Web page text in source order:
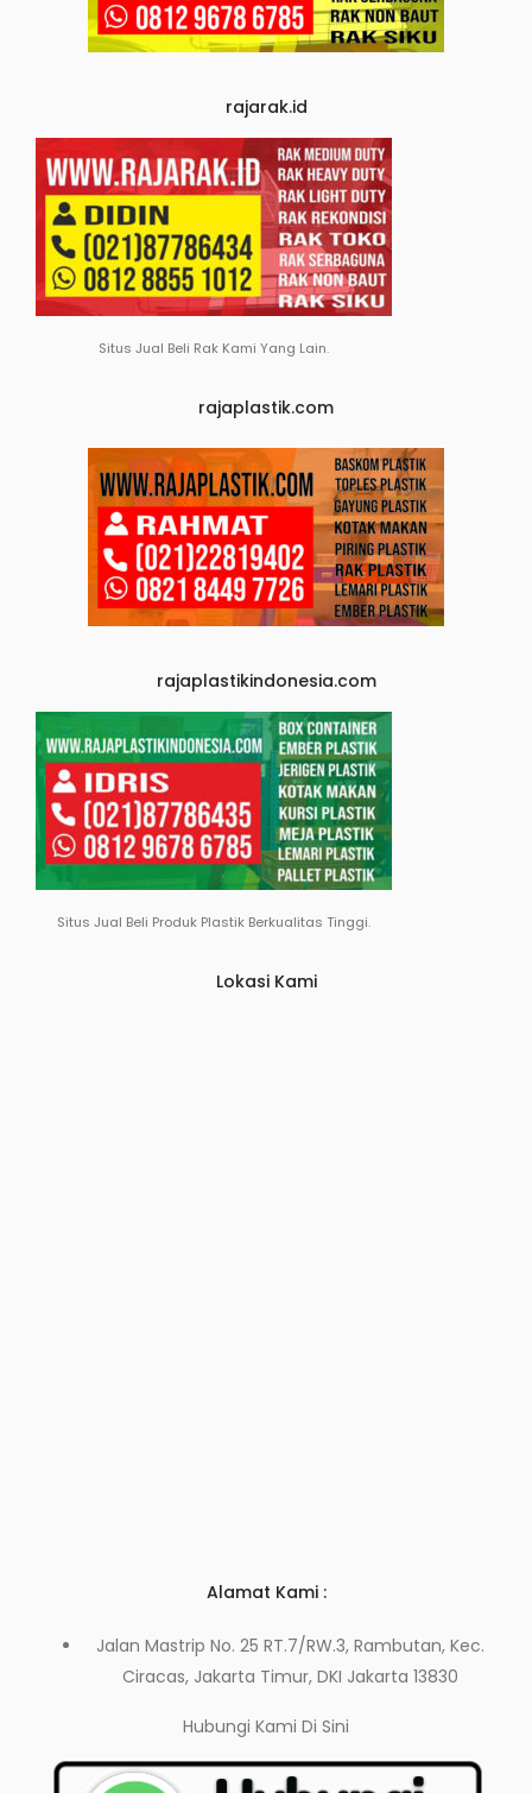
rajarak.id
Situs Jual Beli Rak Kami Yang Lain.
rajaplastik.com
rajaplastikindonesia.com
Situs Jual Beli Produk Plastik Berkualitas Tinggi.
Lokasi Kami
Alamat Kami :
Jalan Mastrip No. 25 RT.7/RW.3, Rambutan, Kec.
Ciracas, Jakarta Timur, DKI Jakarta 13830
Hubungi Kami Di Sini